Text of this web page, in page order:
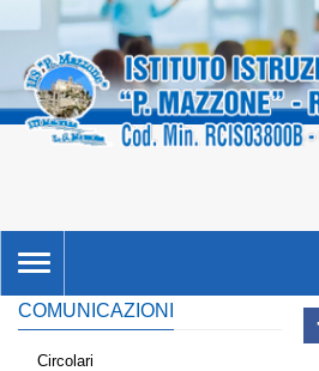
TOGGLE
NAVIGATION
COMUNICAZIONI
Circolari